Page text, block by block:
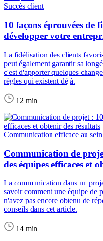
Succès client
10 façons éprouvées de
développer votre
La fidélisation des clients
peut également garantir sa
c'est d'apporter quelques
règles qui existent déjà.
12 min
Communication efficace au
Communication de
des équipes efficaces et
La communication dans un
savoir comment une équipe de
n'avez pas encore obtenu de
conseils dans cet article.
14 min